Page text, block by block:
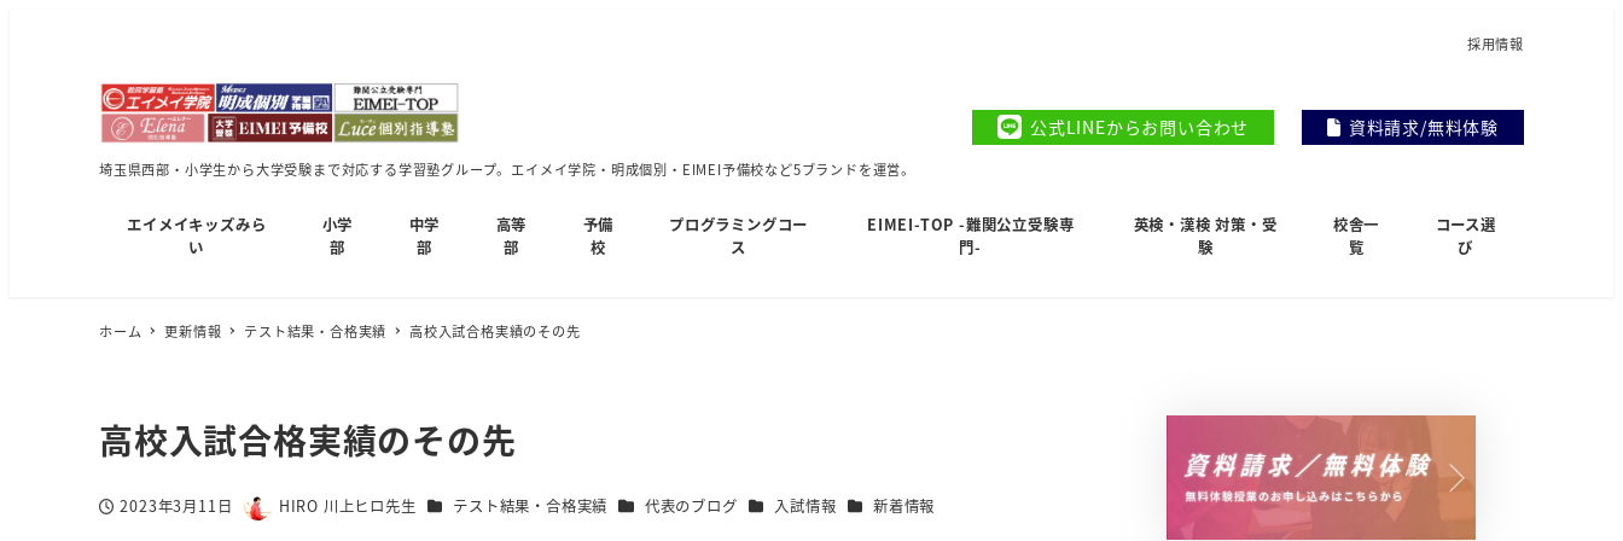
採用情報
埼玉県西部・小学生から大学受験まで対応する学習塾グループ。エイメイ学院・明成個別・EIMEI予備校など5ブランドを運営。
公式LINEからお問い合わせ 資料請求/無料体験
エイメイキッズみら
い
小学
部
中学
部
高等
部
予備
校
プログラミングコー
ス
EIMEI-TOP -難関公立受験専
門-
英検・漢検 対策・受
験
校舎一
覧
コース選
び
ホーム 更新情報 テスト結果・合格実績 高校入試合格実績のその先
高校入試合格実績のその先
投稿日2023年3月11日
著
HIRO 川上ヒロ先生 カテゴリー
テスト結果・合格実績 カテゴリー
代表のブログ カテゴリー
入試情報 カテゴリー
新着情報